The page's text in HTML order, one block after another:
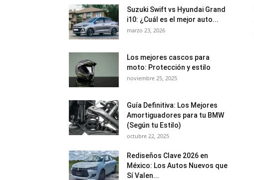
Suzuki Swift vs Hyundai Grand
i10: ¿Cuál es el mejor auto...
marzo 23, 2026
Los mejores cascos para
moto: Protección y estilo
noviembre 25, 2025
Guía Definitiva: Los Mejores
Amortiguadores para tu BMW
(Según tu Estilo)
octubre 22, 2025
Rediseños Clave 2026 en
México: Los Autos Nuevos que
Sí Valen...